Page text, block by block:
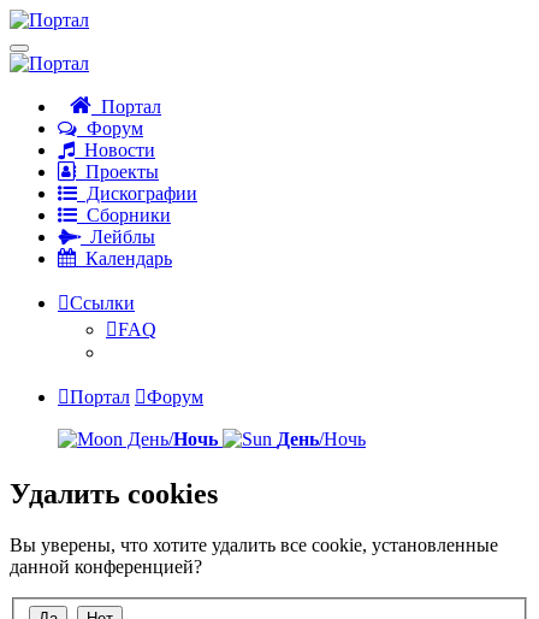
Портал
Форум
Новости
Проекты
Дискографии
Сборники
Лейблы
Календарь
Ссылки
FAQ
Портал Форум
День/Ночь День/Ночь
Удалить cookies
Вы уверены, что хотите удалить все cookie, установленные
данной конференцией?